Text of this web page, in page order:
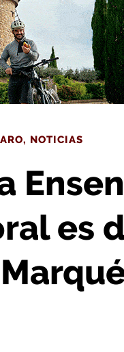
instituto laboral es denominado
, NOTICIAS
es